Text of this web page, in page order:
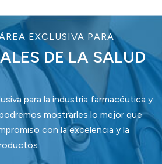
EXCLUSIVA PARA
DE LA SALUD
para la industria farmacéutica y
mostrarles lo mejor que
con la excelencia y la